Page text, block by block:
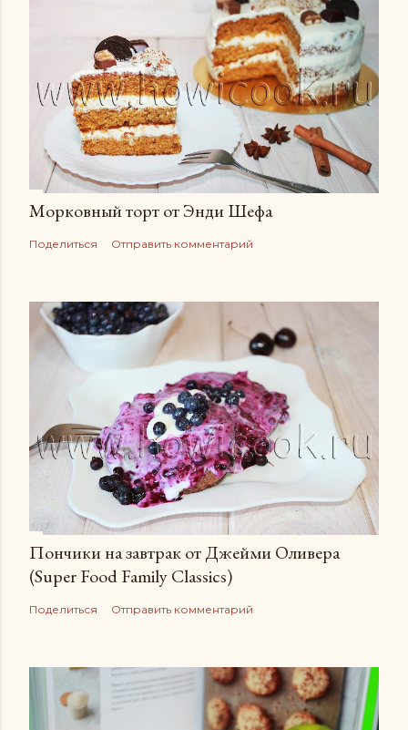
Морковный торт от Энди Шефа
Поделиться Отправить комментарий
Пончики на завтрак от Джейми Оливера
(Super Food Family Сlassics)
Поделиться Отправить комментарий